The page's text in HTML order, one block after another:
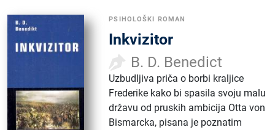
PSIHOLOŠKI ROMAN
Inkvizitor
B. D. Benedict
Uzbudljiva priča o borbi kraljice
Frederike kako bi spasila svoju malu
državu od pruskih ambicija Otta von
Bismarcka, pisana je poznatim